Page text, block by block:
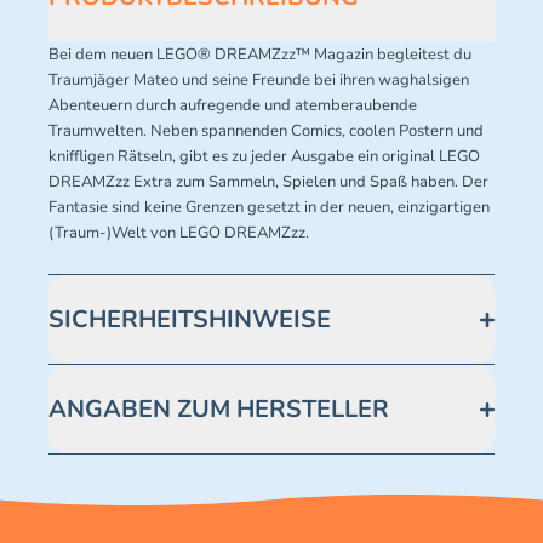
Bei dem neuen LEGO® DREAMZzz™ Magazin begleitest du
Traumjäger Mateo und seine Freunde bei ihren waghalsigen
Abenteuern durch aufregende und atemberaubende
Traumwelten. Neben spannenden Comics, coolen Postern und
kniffligen Rätseln, gibt es zu jeder Ausgabe ein original LEGO
DREAMZzz Extra zum Sammeln, Spielen und Spaß haben. Der
Fantasie sind keine Grenzen gesetzt in der neuen, einzigartigen
(Traum-)Welt von LEGO DREAMZzz.
SICHERHEITSHINWEISE
Enthält verschluckbare Kleinteile -
Erstickungsgefahr.
ANGABEN ZUM HERSTELLER
ocean.de/kundenservice Telefonnummer: 0711
2202990 Seidenstraße 19 70174 Stuttgart